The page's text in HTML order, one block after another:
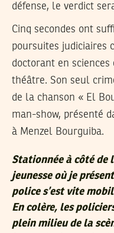
défense, le verdict
Cinq secondes ont
poursuites judiciaires
doctorant en
théâtre. Son seul
de la chanson « El
man-show, présenté
à Menzel Bourguiba.
Stationnée à côté de
jeunesse où je
police s’est vite
En colère, les
plein milieu de la